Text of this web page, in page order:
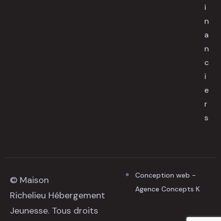
i
n
a
n
c
i
e
r
s
© Maison
Richelieu Hébergement
Jeunesse. Tous droits
Conception web -
Agence Concepts K